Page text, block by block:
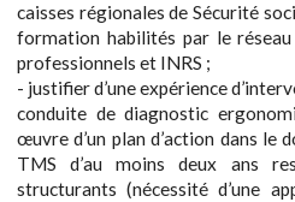
caisses régionales de Sécurité
formation habilités par le réseau
professionnels et INRS ;
- justifier d’une expérience
conduite de diagnostic
œuvre d’un plan d’action dans le
TMS d’au moins deux ans
structurants (nécessité d’une